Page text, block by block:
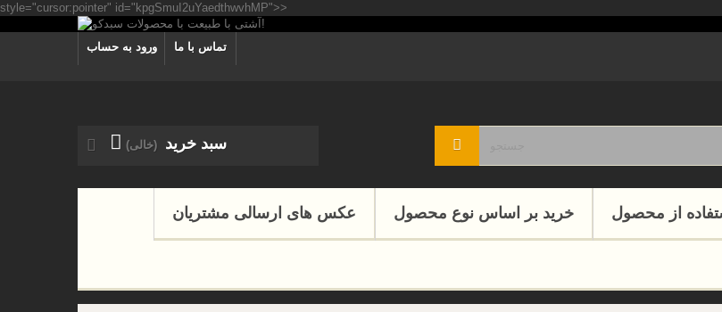
style="cursor:pointer" id="kpgSmuI2uYaedthwvhMP">>
ورود به حساب تماس با ما
سبد خرید (خالی)
از محصول خرید بر اساس نوع محصول عکس های ارسالی مشتریان